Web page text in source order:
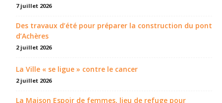
7 juillet 2026
Des travaux d’été pour préparer la construction du pont
d’Achères
2 juillet 2026
La Ville « se ligue » contre le cancer
2 juillet 2026
La Maison Espoir de femmes, lieu de refuge pour